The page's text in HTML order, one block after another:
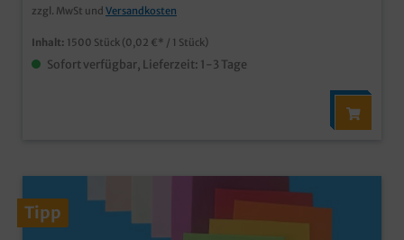
können auch keine Chemikalienreste oder Zusätze aus
vorangegangenen Recyclingschritten enthalten sein,
die die Lebensmitteltauglichkeit beeinflussen könnten.
Durch das Frischfasermaterial ist der Pappteller oder
die Pappschale gleichzeitig weit hochwertiger und
zzgl. MwSt und Versandkosten
Inhalt: 1500 Stück (0,02 €* / 1 Stück)
Sofort verfügbar, Lieferzeit: 1-3 Tage
Tipp